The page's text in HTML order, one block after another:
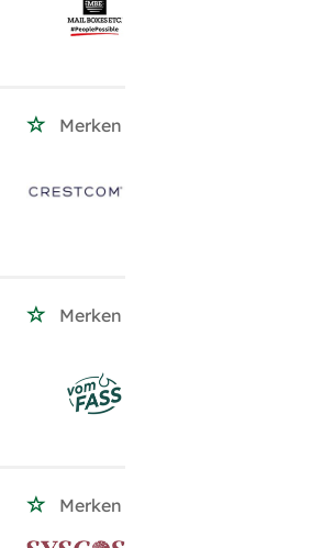
Merken
Merken
Merken